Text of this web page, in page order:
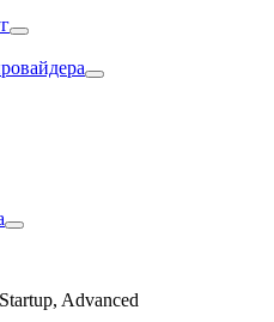
Advanced